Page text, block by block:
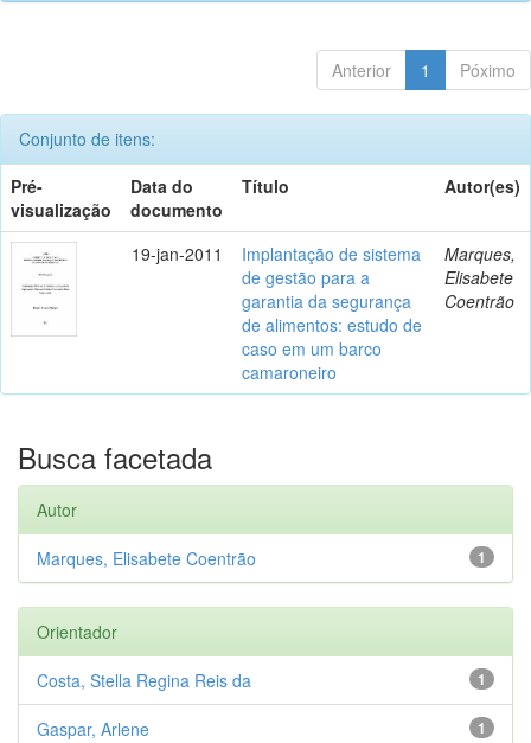
Anterior 1 Póximo
Conjunto de itens:
Pré-
visualização
Data do
documento
Título Autor(es)
19-jan-2011
Implantação de sistema
de gestão para a
garantia da segurança
de alimentos: estudo de
caso em um barco
camaroneiro
Marques,
Elisabete
Coentrão
Busca facetada
Autor
1
Marques, Elisabete Coentrão
Orientador
1
Costa, Stella Regina Reis da
1
Gaspar, Arlene